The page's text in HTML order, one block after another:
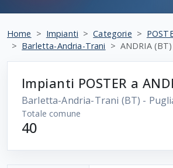
Home Impianti Categorie
Barletta-Andria-Trani
ANDRIA (BT)
Impianti POSTER a
Barletta-Andria-Trani (BT) -
Totale comune
40